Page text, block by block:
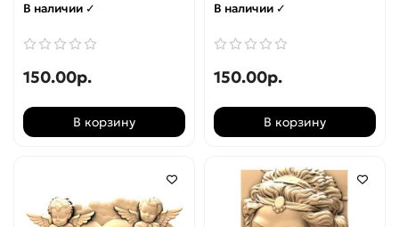
В наличии ✓
150.00р.
В корзину
В наличии ✓
150.00р.
В корзину